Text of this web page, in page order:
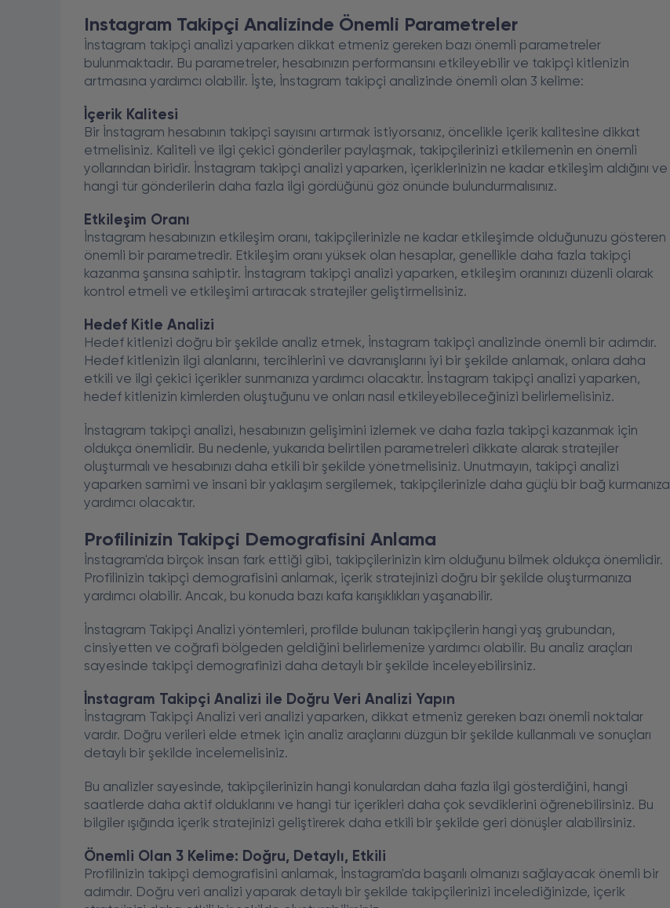
Instagram Takipçi Analizinde Önemli Parametreler
İnstagram takipçi analizi yaparken dikkat etmeniz gereken bazı önemli parametreler
bulunmaktadır. Bu parametreler, hesabınızın performansını etkileyebilir ve takipçi kitlenizin
artmasına yardımcı olabilir. İşte, İnstagram takipçi analizinde önemli olan 3 kelime:
İçerik Kalitesi
Bir İnstagram hesabının takipçi sayısını artırmak istiyorsanız, öncelikle içerik kalitesine dikkat
etmelisiniz. Kaliteli ve ilgi çekici gönderiler paylaşmak, takipçilerinizi etkilemenin en önemli
yollarından biridir. İnstagram takipçi analizi yaparken, içeriklerinizin ne kadar etkileşim aldığını ve
hangi tür gönderilerin daha fazla ilgi gördüğünü göz önünde bulundurmalısınız.
Etkileşim Oranı
İnstagram hesabınızın etkileşim oranı, takipçilerinizle ne kadar etkileşimde olduğunuzu gösteren
önemli bir parametredir. Etkileşim oranı yüksek olan hesaplar, genellikle daha fazla takipçi
kazanma şansına sahiptir. İnstagram takipçi analizi yaparken, etkileşim oranınızı düzenli olarak
kontrol etmeli ve etkileşimi artıracak stratejiler geliştirmelisiniz.
Hedef Kitle Analizi
Hedef kitlenizi doğru bir şekilde analiz etmek, İnstagram takipçi analizinde önemli bir adımdır.
Hedef kitlenizin ilgi alanlarını, tercihlerini ve davranışlarını iyi bir şekilde anlamak, onlara daha
etkili ve ilgi çekici içerikler sunmanıza yardımcı olacaktır. İnstagram takipçi analizi yaparken,
hedef kitlenizin kimlerden oluştuğunu ve onları nasıl etkileyebileceğinizi belirlemelisiniz.
İnstagram takipçi analizi, hesabınızın gelişimini izlemek ve daha fazla takipçi kazanmak için
oldukça önemlidir. Bu nedenle, yukarıda belirtilen parametreleri dikkate alarak stratejiler
oluşturmalı ve hesabınızı daha etkili bir şekilde yönetmelisiniz. Unutmayın, takipçi analizi
yaparken samimi ve insani bir yaklaşım sergilemek, takipçilerinizle daha güçlü bir bağ kurmanıza
yardımcı olacaktır.
Profilinizin Takipçi Demografisini Anlama
İnstagram'da birçok insan fark ettiği gibi, takipçilerinizin kim olduğunu bilmek oldukça önemlidir.
Profilinizin takipçi demografisini anlamak, içerik stratejinizi doğru bir şekilde oluşturmanıza
yardımcı olabilir. Ancak, bu konuda bazı kafa karışıklıkları yaşanabilir.
İnstagram Takipçi Analizi yöntemleri, profilde bulunan takipçilerin hangi yaş grubundan,
cinsiyetten ve coğrafi bölgeden geldiğini belirlemenize yardımcı olabilir. Bu analiz araçları
sayesinde takipçi demografinizi daha detaylı bir şekilde inceleyebilirsiniz.
İnstagram Takipçi Analizi ile Doğru Veri Analizi Yapın
İnstagram Takipçi Analizi veri analizi yaparken, dikkat etmeniz gereken bazı önemli noktalar
vardır. Doğru verileri elde etmek için analiz araçlarını düzgün bir şekilde kullanmalı ve sonuçları
detaylı bir şekilde incelemelisiniz.
Bu analizler sayesinde, takipçilerinizin hangi konulardan daha fazla ilgi gösterdiğini, hangi
saatlerde daha aktif olduklarını ve hangi tür içerikleri daha çok sevdiklerini öğrenebilirsiniz. Bu
bilgiler ışığında içerik stratejinizi geliştirerek daha etkili bir şekilde geri dönüşler alabilirsiniz.
Önemli Olan 3 Kelime: Doğru, Detaylı, Etkili
Profilinizin takipçi demografisini anlamak, İnstagram'da başarılı olmanızı sağlayacak önemli bir
adımdır. Doğru veri analizi yaparak detaylı bir şekilde takipçilerinizi incelediğinizde, içerik